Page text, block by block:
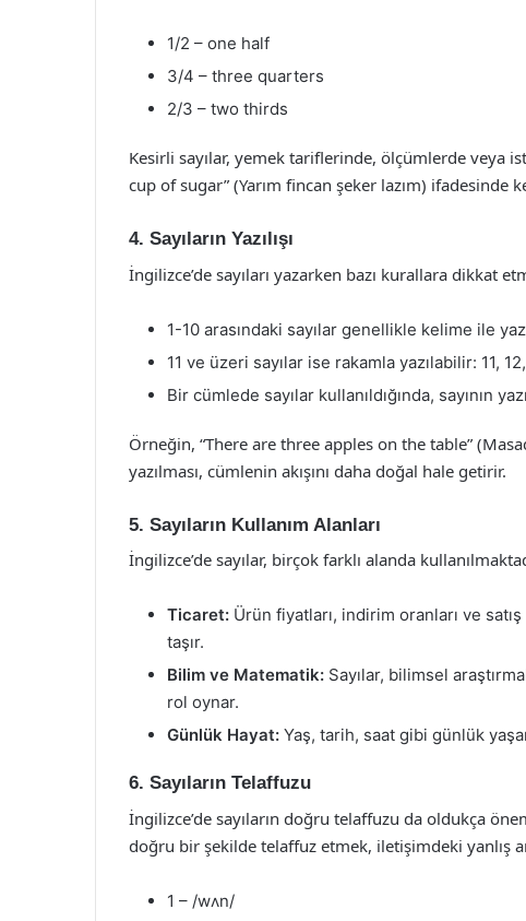
1/2 – one half
3/4 – three quarters
2/3 – two thirds
Kesirli sayılar, yemek tariflerinde, ölçümlerde veya
cup of sugar” (Yarım fincan şeker lazım) ifadesinde
4. Sayıların Yazılışı
İngilizce’de sayıları yazarken bazı kurallara dikkat
1-10 arasındaki sayılar genellikle kelime ile
11 ve üzeri sayılar ise rakamla yazılabilir: 11,
Bir cümlede sayılar kullanıldığında, sayının
Örneğin, “There are three apples on the table”
yazılması, cümlenin akışını daha doğal hale getirir.
5. Sayıların Kullanım Alanları
İngilizce’de sayılar, birçok farklı alanda
Ticaret: Ürün fiyatları, indirim oranları ve
taşır.
Bilim ve Matematik: Sayılar, bilimsel
rol oynar.
Günlük Hayat: Yaş, tarih, saat gibi günlük
6. Sayıların Telaffuzu
İngilizce’de sayıların doğru telaffuzu da oldukça
doğru bir şekilde telaffuz etmek, iletişimdeki yanlış
1 – /wʌn/